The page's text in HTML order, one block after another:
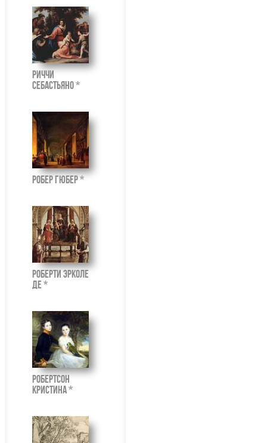
Риччи
Себастьяно *
Робер Гюбер *
Роберти Эрколе
де *
Робертсон
Кристина *